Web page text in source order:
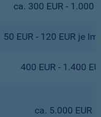
ca. 300 EUR - 1.000
50 EUR - 120 EUR je
400 EUR - 1.400
ca. 5.000 EUR